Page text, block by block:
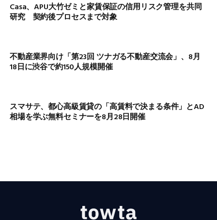
Casa、APU大竹ゼミと家賃保証の信用リスク管理を共同
研究 契約後プロセスまで対象
不動産業界向け「第23回 ツナガる不動産交流会」、8月
18日に渋谷で約150人規模開催
スマサテ、都心高級賃貸の「高賃料で決まる条件」とAD
相場を学ぶ無料セミナーを8月28日開催